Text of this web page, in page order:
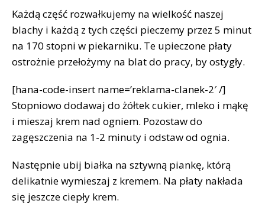
Każdą część rozwałkujemy na wielkość naszej
blachy i każdą z tych części pieczemy przez 5 minut
na 170 stopni w piekarniku. Te upieczone płaty
ostrożnie przełożymy na blat do pracy, by ostygły.
[hana-code-insert name=’reklama-clanek-2′ /]
Stopniowo dodawaj do żółtek cukier, mleko i mąkę
i mieszaj krem nad ogniem. Pozostaw do
zagęszczenia na 1-2 minuty i odstaw od ognia.
Następnie ubij białka na sztywną piankę, którą
delikatnie wymieszaj z kremem. Na płaty nakłada
się jeszcze ciepły krem.